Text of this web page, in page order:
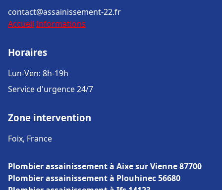
contact@assainissement-22.fr
Accueil Informations
Horaires
Lun-Ven: 8h-19h
Service d'urgence 24/7
Zone intervention
Foix, France
Plombier assainissement à Aixe sur Vienne 87700
Plombier assainissement à Plouhinec 56680